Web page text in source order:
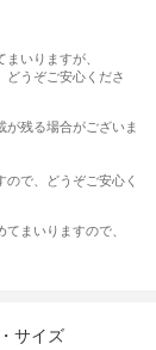
いりますが、
どうぞご安心くださ
残る場合がございま
で、どうぞご安心く
まいりますので、
サイズ